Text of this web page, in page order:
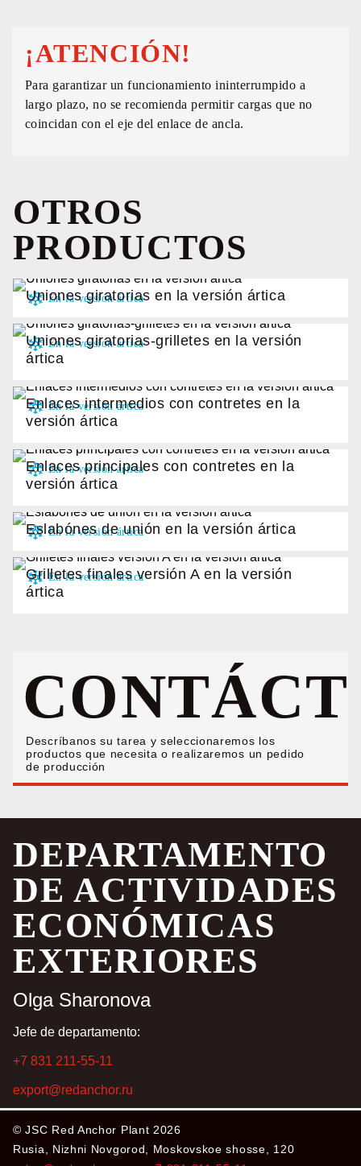
¡ATENCIÓN!
Para garantizar un funcionamiento ininterrumpido a
largo plazo, no se recomienda permitir cargas que no
coincidan con el eje del enlace de ancla.
OTROS
PRODUCTOS
Uniones giratorias en la versión ártica
Uniones giratorias-grilletes en la versión
ártica
Enlaces intermedios con contretes en la
versión ártica
Enlaces principales con contretes en la
versión ártica
Eslabónes de unión en la versión ártica
Grilletes finales versión A en la versión
ártica
Descríbanos su tarea y seleccionaremos los
productos que necesita o realizaremos un pedido
de producción
DEPARTAMENTO
DE ACTIVIDADES
ECONÓMICAS
EXTERIORES
Olga Sharonova
Jefe de departamento:
+7 831 211-55-11
export@redanchor.ru
© JSC Red Anchor Plant 2026
Rusia, Nizhni Novgorod, Moskovskoe shosse, 120